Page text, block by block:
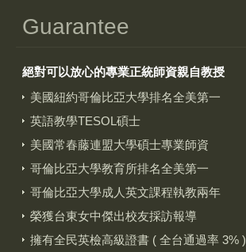
Guarantee
絕對可以放心的專業正統師資親自教授
美國紐約哥倫比亞大學排名全美第一
英語教學TESOL碩士
美國常春藤連盟大學碩士專業師資
哥倫比亞大學教育所排名全美第一
哥倫比亞大學成人英文課程執教兩年
榮獲台東女中傑出校友採訪報導
擁有全民英檢高級證書 ( 全台通過率 3% )